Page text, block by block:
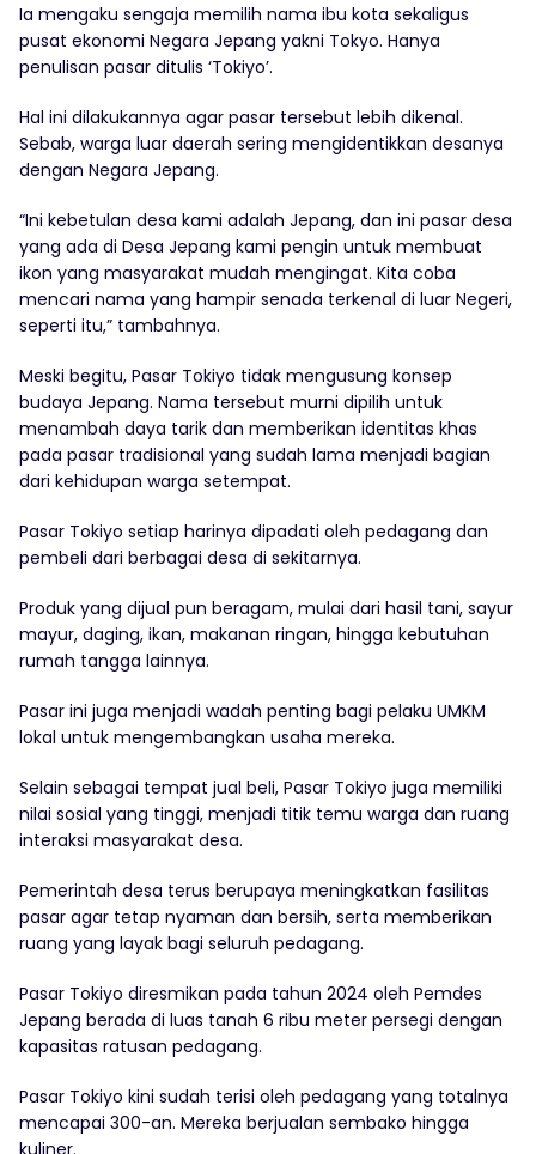
Ia mengaku sengaja memilih nama ibu kota sekaligus
pusat ekonomi Negara Jepang yakni Tokyo. Hanya
penulisan pasar ditulis ‘Tokiyo’.
Hal ini dilakukannya agar pasar tersebut lebih dikenal.
Sebab, warga luar daerah sering mengidentikkan desanya
dengan Negara Jepang.
“Ini kebetulan desa kami adalah Jepang, dan ini pasar desa
yang ada di Desa Jepang kami pengin untuk membuat
ikon yang masyarakat mudah mengingat. Kita coba
mencari nama yang hampir senada terkenal di luar Negeri,
seperti itu,” tambahnya.
Meski begitu, Pasar Tokiyo tidak mengusung konsep
budaya Jepang. Nama tersebut murni dipilih untuk
menambah daya tarik dan memberikan identitas khas
pada pasar tradisional yang sudah lama menjadi bagian
dari kehidupan warga setempat.
Pasar Tokiyo setiap harinya dipadati oleh pedagang dan
pembeli dari berbagai desa di sekitarnya.
Produk yang dijual pun beragam, mulai dari hasil tani, sayur
mayur, daging, ikan, makanan ringan, hingga kebutuhan
rumah tangga lainnya.
Pasar ini juga menjadi wadah penting bagi pelaku UMKM
lokal untuk mengembangkan usaha mereka.
Selain sebagai tempat jual beli, Pasar Tokiyo juga memiliki
nilai sosial yang tinggi, menjadi titik temu warga dan ruang
interaksi masyarakat desa.
Pemerintah desa terus berupaya meningkatkan fasilitas
pasar agar tetap nyaman dan bersih, serta memberikan
ruang yang layak bagi seluruh pedagang.
Pasar Tokiyo diresmikan pada tahun 2024 oleh Pemdes
Jepang berada di luas tanah 6 ribu meter persegi dengan
kapasitas ratusan pedagang.
Pasar Tokiyo kini sudah terisi oleh pedagang yang totalnya
mencapai 300-an. Mereka berjualan sembako hingga
kuliner.